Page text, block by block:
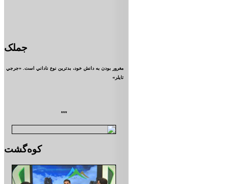
جملک
مغرور بودن به دانش خود، بدترين نوع ناداني است. «جرجي
تايلر»
***
کوه‌گشت